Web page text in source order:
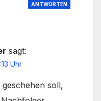
ANTWORTEN
sagt:
Uhr
soll,